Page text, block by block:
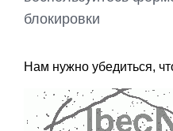
блокировки
Нам нужно убедиться,